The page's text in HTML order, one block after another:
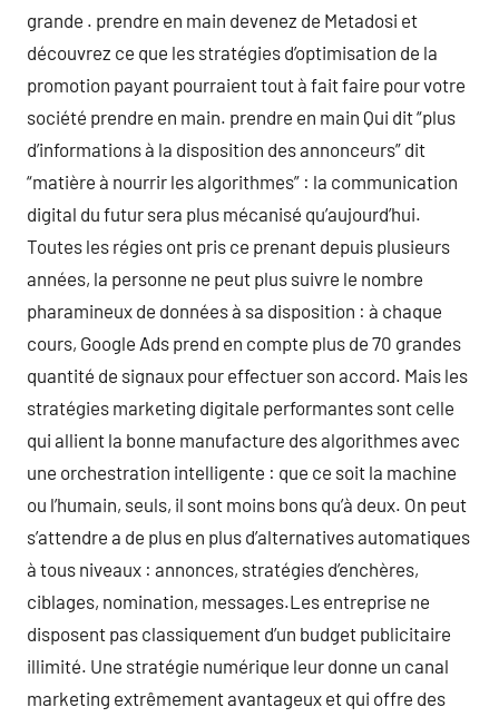
grande . prendre en main devenez de Metadosi et
découvrez ce que les stratégies d’optimisation de la
promotion payant pourraient tout à fait faire pour votre
société prendre en main. prendre en main Qui dit “plus
d’informations à la disposition des annonceurs” dit
“matière à nourrir les algorithmes” : la communication
digital du futur sera plus mécanisé qu’aujourd’hui.
Toutes les régies ont pris ce prenant depuis plusieurs
années, la personne ne peut plus suivre le nombre
pharamineux de données à sa disposition : à chaque
cours, Google Ads prend en compte plus de 70 grandes
quantité de signaux pour effectuer son accord. Mais les
stratégies marketing digitale performantes sont celle
qui allient la bonne manufacture des algorithmes avec
une orchestration intelligente : que ce soit la machine
ou l’humain, seuls, il sont moins bons qu’à deux. On peut
s’attendre a de plus en plus d’alternatives automatiques
à tous niveaux : annonces, stratégies d’enchères,
ciblages, nomination, messages.Les entreprise ne
disposent pas classiquement d’un budget publicitaire
illimité. Une stratégie numérique leur donne un canal
marketing extrêmement avantageux et qui offre des